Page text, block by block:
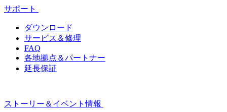
サポート
ダウンロード
サービス＆修理
FAQ
各地拠点＆パートナー
延長保証
ストーリー＆イベント情報